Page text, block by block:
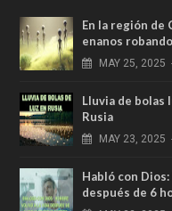
En la región de
enanos
MAY 25, 2025
Lluvia de bolas
Rusia
MAY 23, 2025
Habló con
después de 6